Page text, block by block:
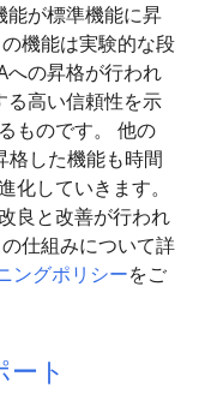
能が標準機能に昇
機能は実験的な段
への昇格が行われ
る高い信頼性を示
ものです。 他の
格した機能も時間
化していきます。
良と改善が行われ
仕組みについて詳
ングポリシーをご
ト